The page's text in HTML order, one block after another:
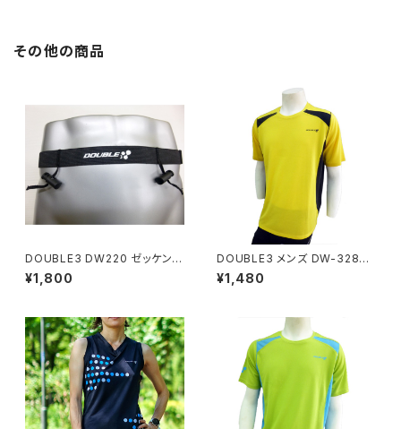
その他の商品
DOUBLE3 DW220 ゼッケンベ
ルトループ付き レースナンバー
ベルト
¥1,800
DOUBLE3 メンズ DW-3280
ランニングTシャツ イエロー
¥1,480